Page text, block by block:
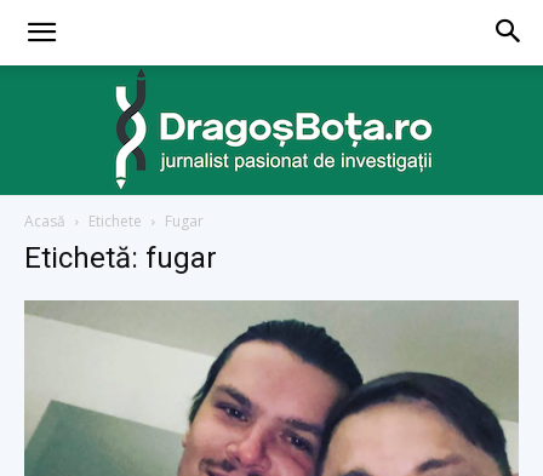
Acasă Etichete Fugar
Etichetă: fugar